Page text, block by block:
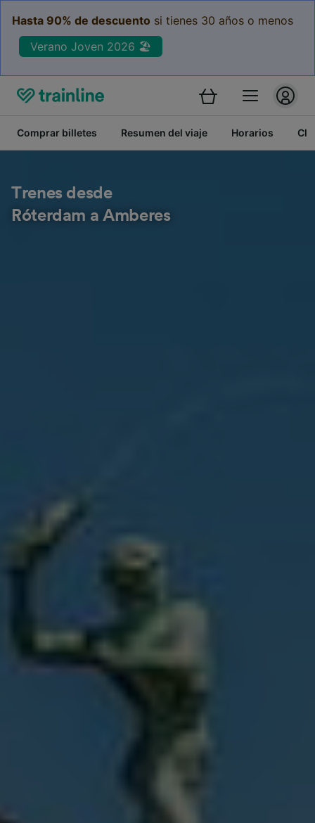
Hasta 90% de descuento si tienes 30 años o menos
Verano Joven 2026 🏖️
Comprar billetes Resumen del viaje Horarios
Trenes desde
Róterdam a Amberes